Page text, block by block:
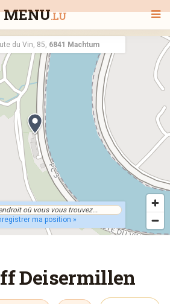
MENU.LU
BIENVENUE
LES RESTAURANTS
UN RESTAURANT
du Vin, 85, 6841 Machtum
ma position »
Deisermillen